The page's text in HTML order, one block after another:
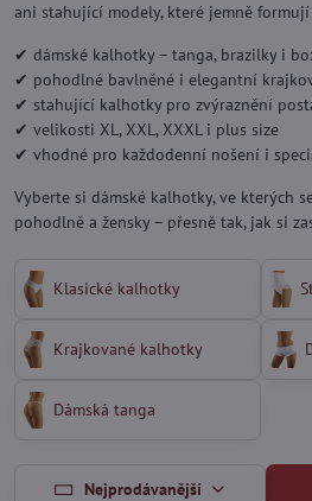
ani stahující modely, které jemně
✔ dámské kalhotky – tanga, brazilky i
✔ pohodlné bavlněné i elegantní
✔ stahující kalhotky pro zvýraznění
✔ velikosti XL, XXL, XXXL i plus size
✔ vhodné pro každodenní nošení i
Vyberte si dámské kalhotky, ve kterých
pohodlně a žensky – přesně tak, jak si
Klasické kalhotky
Krajkované kalhotky
Dámská tanga
Nejprodávanější